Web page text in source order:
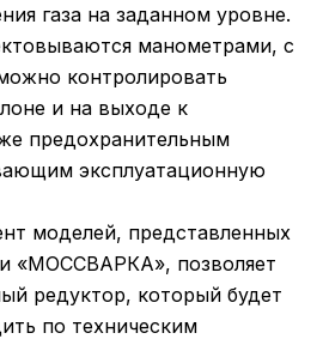
газа на заданном уровне.
манометрами, с
контролировать
и на выходе к
предохранительным
эксплуатационную
моделей, представленных
«МОССВАРКА», позволяет
редуктор, который будет
по техническим